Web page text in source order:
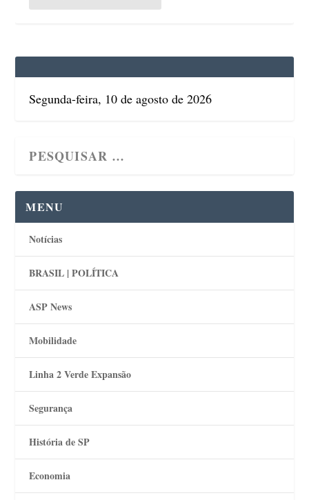
Segunda-feira, 10 de agosto de 2026
MENU
Notícias
BRASIL | POLÍTICA
ASP News
Mobilidade
Linha 2 Verde Expansão
Segurança
História de SP
Economia